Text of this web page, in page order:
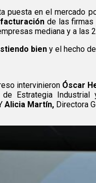
puesta en el mercado
de las firmas
mediana y a las
bien y el hecho
intervinieron Óscar
de Estrategia
Alicia Martín, Directora